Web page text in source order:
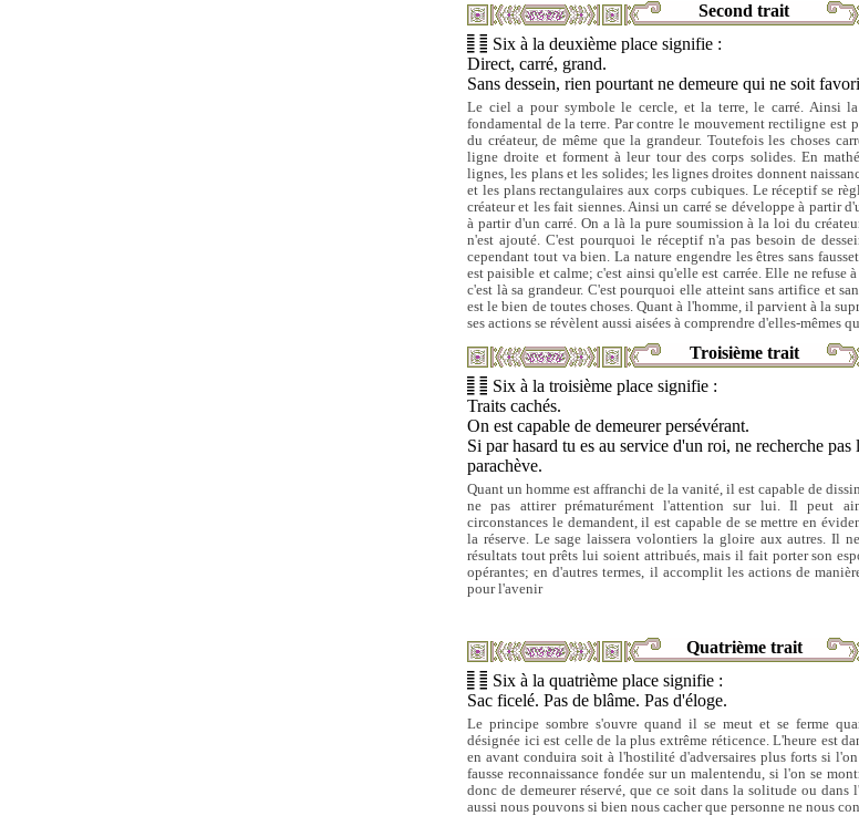
Second trait
Six à la deuxième place signifie :
Direct, carré, grand.
Sans dessein, rien pourtant ne demeure qui ne soit
Le ciel a pour symbole le cercle, et la terre, le carré. Ainsi
fondamental de la terre. Par contre le mouvement rectiligne est
du créateur, de même que la grandeur. Toutefois les choses
ligne droite et forment à leur tour des corps solides. En
lignes, les plans et les solides; les lignes droites donnent
et les plans rectangulaires aux corps cubiques. Le réceptif se
créateur et les fait siennes. Ainsi un carré se développe à partir
à partir d'un carré. On a là la pure soumission à la loi du
n'est ajouté. C'est pourquoi le réceptif n'a pas besoin de
cependant tout va bien. La nature engendre les êtres sans
est paisible et calme; c'est ainsi qu'elle est carrée. Elle ne refuse
c'est là sa grandeur. C'est pourquoi elle atteint sans artifice et
est le bien de toutes choses. Quant à l'homme, il parvient à la
ses actions se révèlent aussi aisées à comprendre d'elles-mêmes
Troisième trait
Six à la troisième place signifie :
Traits cachés.
On est capable de demeurer persévérant.
Si par hasard tu es au service d'un roi, ne recherche pas
parachève.
Quant un homme est affranchi de la vanité, il est capable de
ne pas attirer prématurément l'attention sur lui. Il peut
circonstances le demandent, il est capable de se mettre en
la réserve. Le sage laissera volontiers la gloire aux autres. Il
résultats tout prêts lui soient attribués, mais il fait porter son
opérantes; en d'autres termes, il accomplit les actions de
pour l'avenir
Quatrième trait
Six à la quatrième place signifie :
Sac ficelé. Pas de blâme. Pas d'éloge.
Le principe sombre s'ouvre quand il se meut et se ferme
désignée ici est celle de la plus extrême réticence. L'heure est
en avant conduira soit à l'hostilité d'adversaires plus forts si
fausse reconnaissance fondée sur un malentendu, si l'on se
donc de demeurer réservé, que ce soit dans la solitude ou
aussi nous pouvons si bien nous cacher que personne ne nous